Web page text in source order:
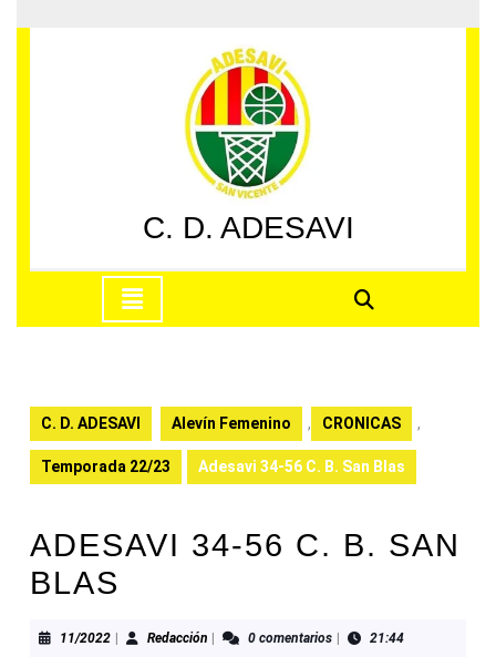
al
C. D. ADESAVI
apertura
C. D. ADESAVI Alevín Femenino , CRONICAS ,
Temporada 22/23 Adesavi 34-56 C. B. San Blas
ADESAVI 34-56 C. B. SAN
BLAS
11/202211/2022RedacciónRedacción0 comentarios 21:44